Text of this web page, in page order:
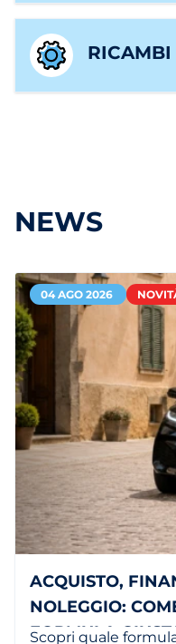
RICAMBI
NEWS
04 AGO 2026
ACQUISTO,
NOLEGGIO:
FORMULA
Scopri quale